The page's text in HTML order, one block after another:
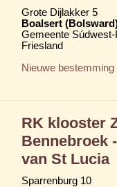
Grote Dijlakker 5
Boalsert
Gemeente
Friesland
Nieuwe bestemming
RK klooster
Bennebroek
van St Lucia
Sparrenburg 10